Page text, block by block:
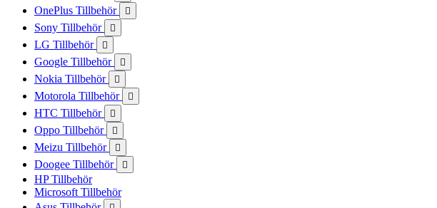
OnePlus Tillbehör 
Sony Tillbehör 
LG Tillbehör 
Google Tillbehör 
Nokia Tillbehör 
Motorola Tillbehör 
HTC Tillbehör 
Oppo Tillbehör 
Meizu Tillbehör 
Doogee Tillbehör 
HP Tillbehör
Microsoft Tillbehör